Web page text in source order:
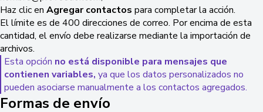
Haz clic en Agregar contactos para completar la acción.
El límite es de 400 direcciones de correo. Por encima de esta
cantidad, el envío debe realizarse mediante la importación de
archivos.
Esta opción no está disponible para mensajes que
contienen variables, ya que los datos personalizados no
pueden asociarse manualmente a los contactos agregados.
Formas de envío